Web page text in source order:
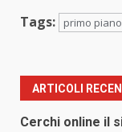
Tags: primo piano
ARTICOLI
Cerchi online il